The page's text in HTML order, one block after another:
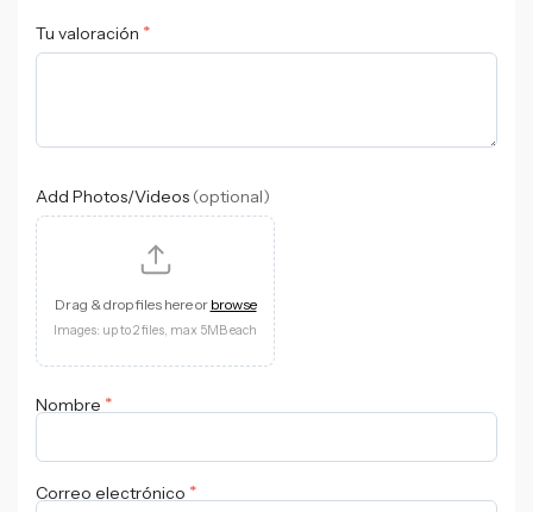
Tu valoración *
Add Photos/Videos (optional)
Drag & drop files here or browse
Images: up to 2 files, max 5MB each
Nombre *
Correo electrónico *